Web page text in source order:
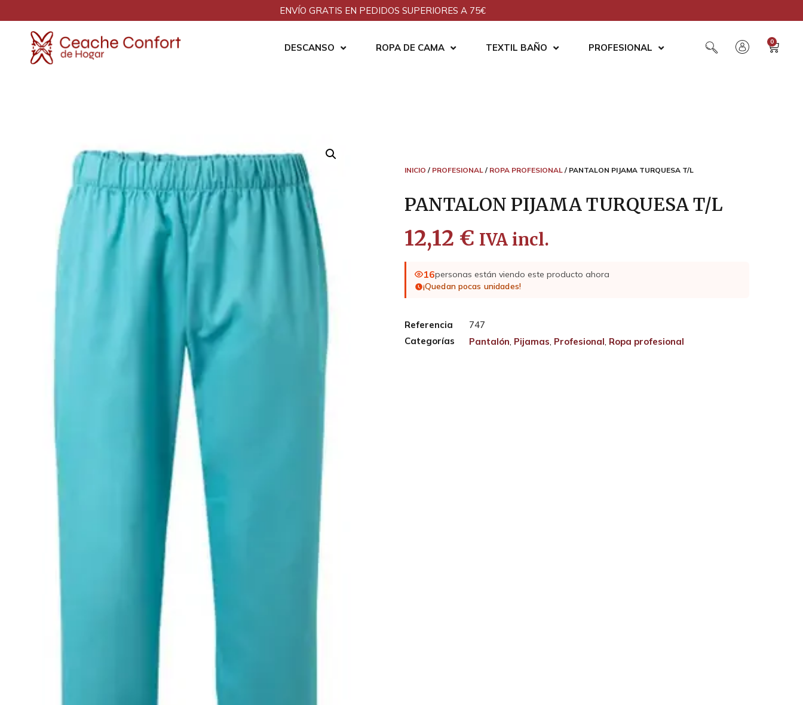
ENVÍO GRATIS EN PEDIDOS SUPERIORES A 75€
DESCANSO ROPA DE CAMA TEXTIL BAÑO PROFESIONAL
0
INICIO / PROFESIONAL/ ROPA PROFESIONAL/ PANTALON PIJAMA TURQUESA T/L
PANTALON PIJAMA TURQUESA T/L
12,12 € IVA incl.
16personas están viendo este producto ahora
¡Quedan pocas unidades!
Referencia
747
Categorías
Pantalón, Pijamas, Profesional, Ropa profesional